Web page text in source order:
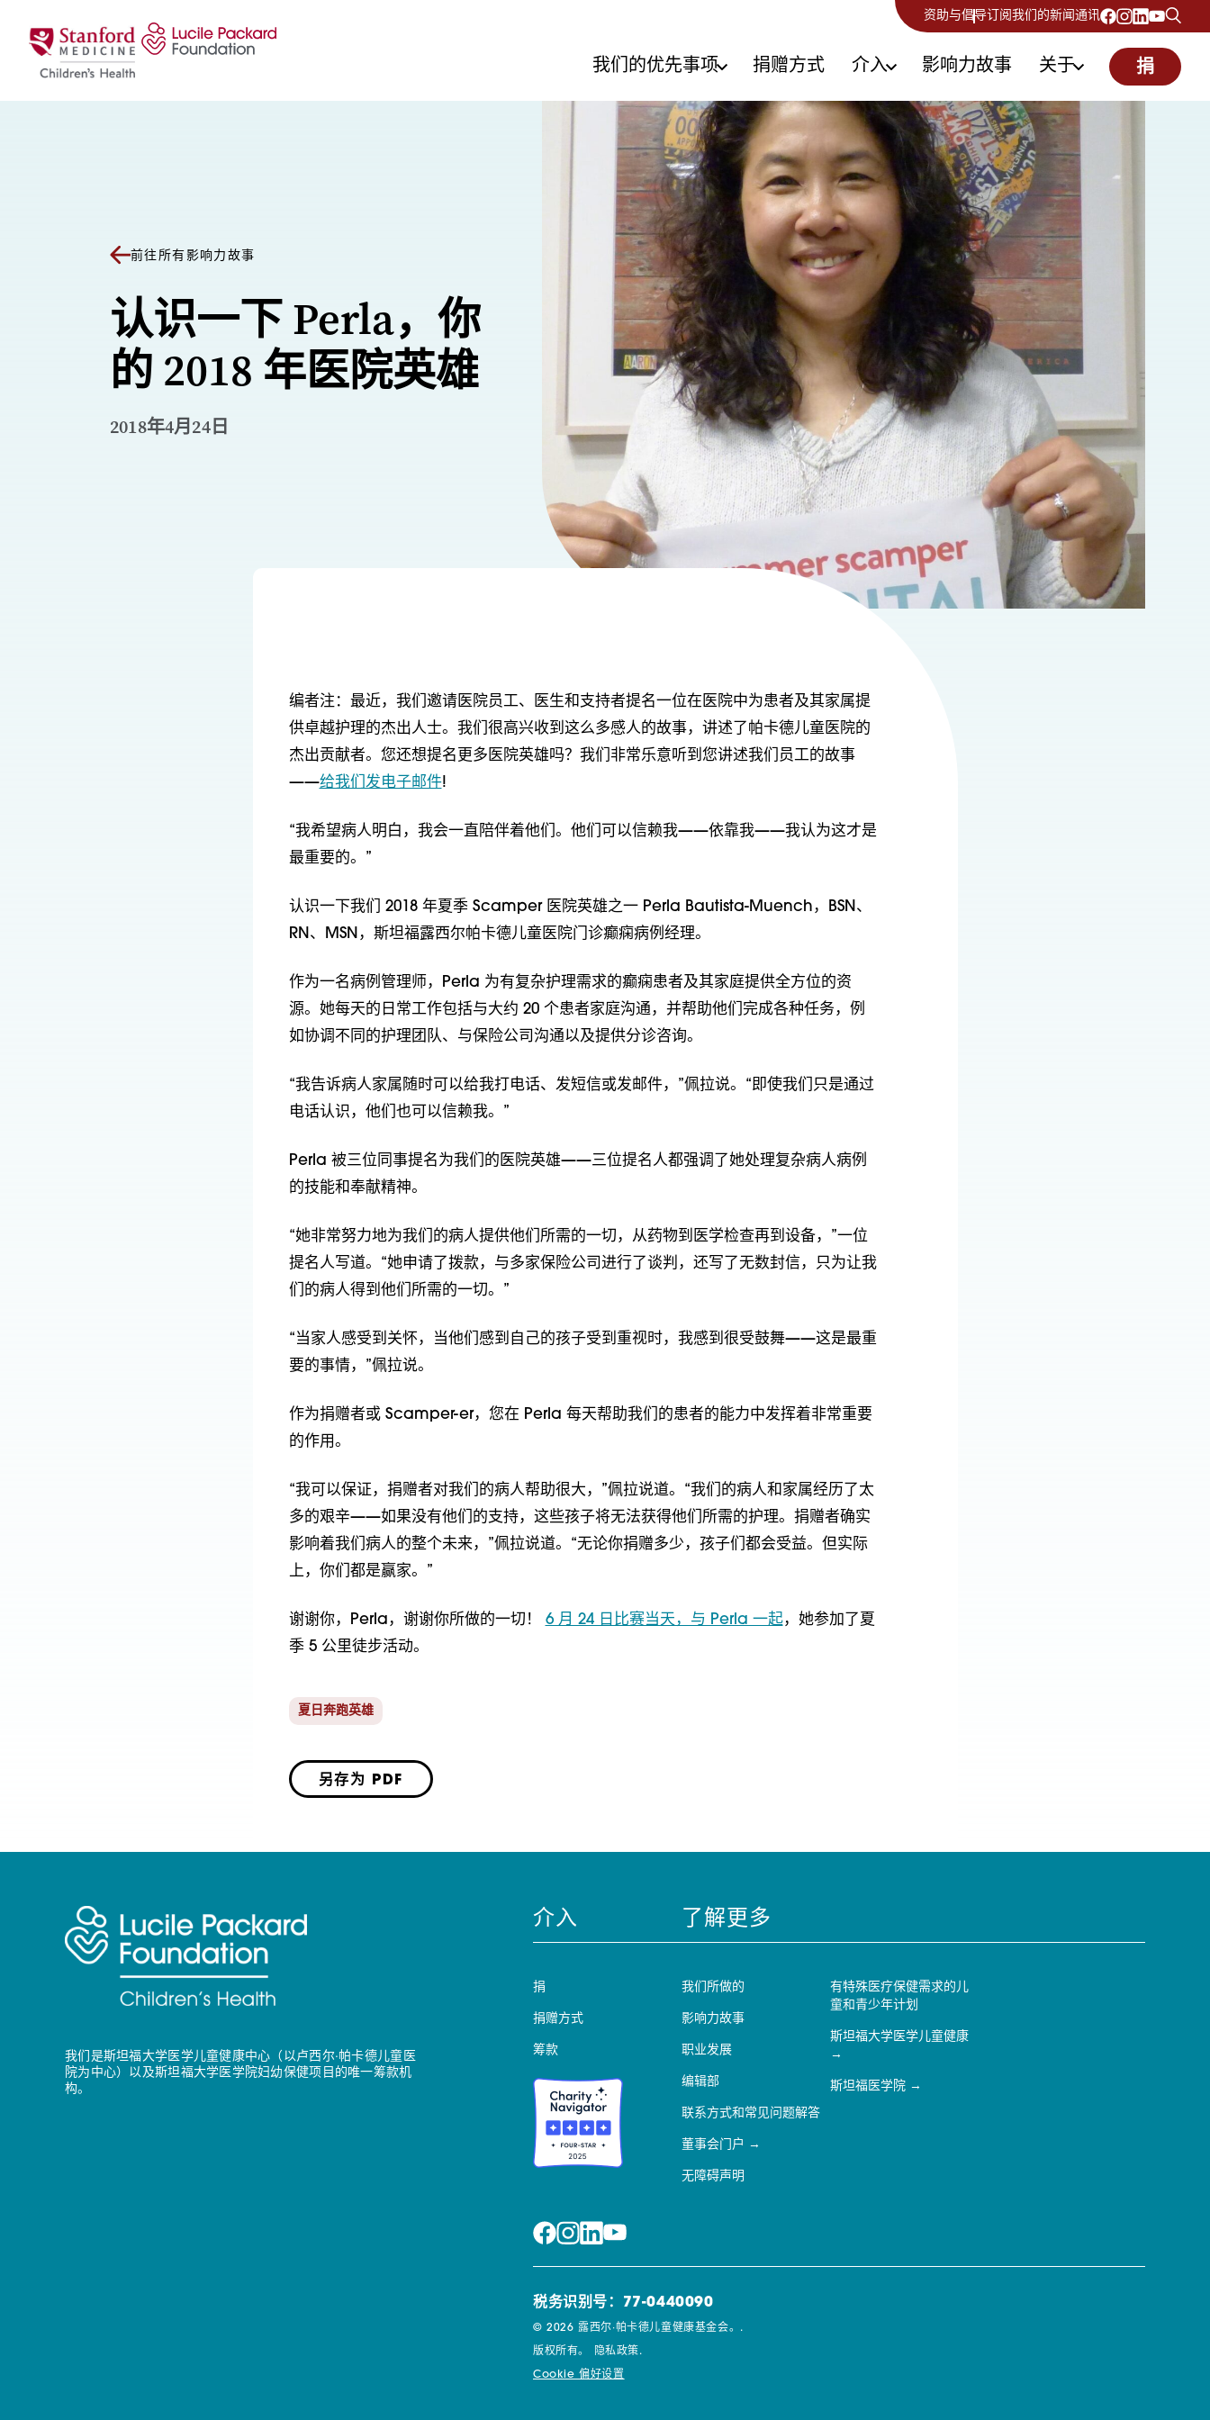
资助与倡导订阅我们的新闻通讯
我们的优先事项 捐赠方式 介入 影响力故事 关于 捐
前往所有影响力故事
认识一下 Perla，你
的 2018 年医院英雄
2018年4月24日
编者注：最近，我们邀请医院员工、医生和支持者提名一位在医院中为患者及其家属提
供卓越护理的杰出人士。我们很高兴收到这么多感人的故事，讲述了帕卡德儿童医院的
杰出贡献者。您还想提名更多医院英雄吗？我们非常乐意听到您讲述我们员工的故事
——给我们发电子邮件!
“我希望病人明白，我会一直陪伴着他们。他们可以信赖我——依靠我——我认为这才是
最重要的。”
认识一下我们 2018 年夏季 Scamper 医院英雄之一 Perla Bautista-Muench，BSN、
RN、MSN，斯坦福露西尔帕卡德儿童医院门诊癫痫病例经理。
作为一名病例管理师，Perla 为有复杂护理需求的癫痫患者及其家庭提供全方位的资
源。她每天的日常工作包括与大约 20 个患者家庭沟通，并帮助他们完成各种任务，例
如协调不同的护理团队、与保险公司沟通以及提供分诊咨询。
“我告诉病人家属随时可以给我打电话、发短信或发邮件，”佩拉说。“即使我们只是通过
电话认识，他们也可以信赖我。”
Perla 被三位同事提名为我们的医院英雄——三位提名人都强调了她处理复杂病人病例
的技能和奉献精神。
“她非常努力地为我们的病人提供他们所需的一切，从药物到医学检查再到设备，”一位
提名人写道。“她申请了拨款，与多家保险公司进行了谈判，还写了无数封信，只为让我
们的病人得到他们所需的一切。”
“当家人感受到关怀，当他们感到自己的孩子受到重视时，我感到很受鼓舞——这是最重
要的事情，”佩拉说。
作为捐赠者或 Scamper-er，您在 Perla 每天帮助我们的患者的能力中发挥着非常重要
的作用。
“我可以保证，捐赠者对我们的病人帮助很大，”佩拉说道。“我们的病人和家属经历了太
多的艰辛——如果没有他们的支持，这些孩子将无法获得他们所需的护理。捐赠者确实
影响着我们病人的整个未来，”佩拉说道。“无论你捐赠多少，孩子们都会受益。但实际
上，你们都是赢家。”
谢谢你，Perla，谢谢你所做的一切！ 6 月 24 日比赛当天，与 Perla 一起，她参加了夏
季 5 公里徒步活动。
夏日奔跑英雄
另存为 PDF
我们是斯坦福大学医学儿童健康中心（以卢西尔·帕卡德儿童医
院为中心）以及斯坦福大学医学院妇幼保健项目的唯一筹款机
构。
介入
捐
捐赠方式
筹款
了解更多
我们所做的
影响力故事
职业发展
编辑部
联系方式和常见问题解答
董事会门户
无障碍声明
有特殊医疗保健需求的儿
童和青少年计划
斯坦福大学医学儿童健康
斯坦福医学院
税务识别号：77-0440090
© 2026 露西尔·帕卡德儿童健康基金会。.
版权所有。 隐私政策.
Cookie 偏好设置